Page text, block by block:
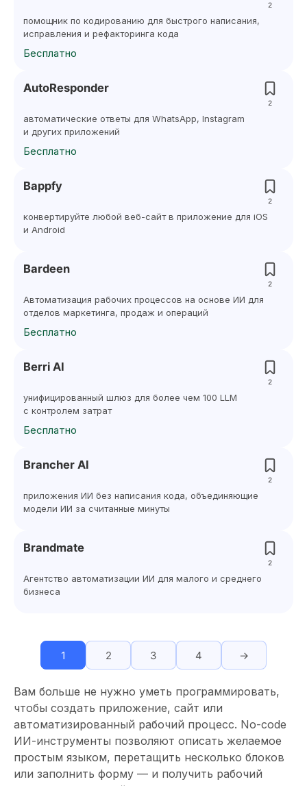
2
помощник по кодированию для быстрого написания,
исправления и рефакторинга кода
Бесплатно
AutoResponder
2
автоматические ответы для WhatsApp, Instagram
и других приложений
Бесплатно
Bappfy
2
конвертируйте любой веб-сайт в приложение для iOS
и Android
Bardeen
2
Автоматизация рабочих процессов на основе ИИ для
отделов маркетинга, продаж и операций
Бесплатно
Berri AI
2
унифицированный шлюз для более чем 100 LLM
с контролем затрат
Бесплатно
Brancher AI
2
приложения ИИ без написания кода, объединяющие
модели ИИ за считанные минуты
Brandmate
2
Агентство автоматизации ИИ для малого и среднего
бизнеса
1 2 3 4 →
Вам больше не нужно уметь программировать,
чтобы создать приложение, сайт или
автоматизированный рабочий процесс. No-code
ИИ-инструменты позволяют описать желаемое
простым языком, перетащить несколько блоков
или заполнить форму — и получить рабочий